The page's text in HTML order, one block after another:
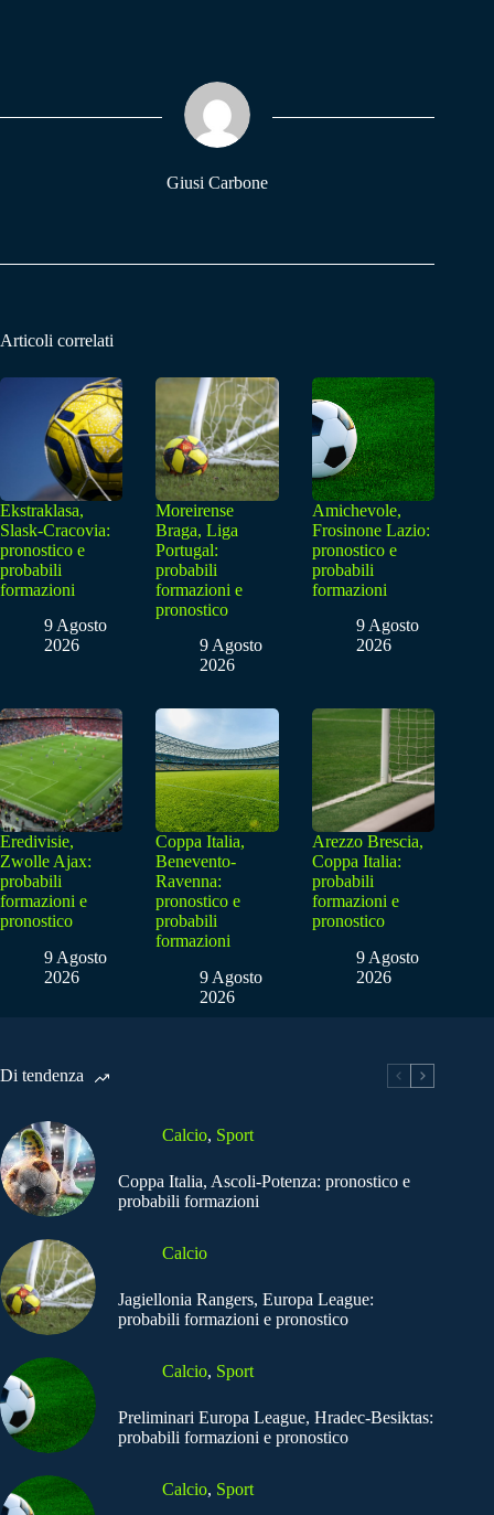
pp m
Giusi Carbone
Articoli correlati
Ekstraklasa,
Slask-Cracovia:
pronostico e
probabili
formazioni
9 Agosto
2026
Moreirense
Braga, Liga
Portugal:
probabili
formazioni e
pronostico
9 Agosto
2026
Amichevole,
Frosinone Lazio:
pronostico e
probabili
formazioni
9 Agosto
2026
Eredivisie,
Zwolle Ajax:
probabili
formazioni e
pronostico
9 Agosto
2026
Coppa Italia,
Benevento-
Ravenna:
pronostico e
probabili
formazioni
9 Agosto
2026
Arezzo Brescia,
Coppa Italia:
probabili
formazioni e
pronostico
9 Agosto
2026
Di tendenza
Calcio, Sport
Coppa Italia, Ascoli-Potenza: pronostico e
probabili formazioni
Calcio
Jagiellonia Rangers, Europa League:
probabili formazioni e pronostico
Calcio, Sport
Preliminari Europa League, Hradec-Besiktas:
probabili formazioni e pronostico
Calcio, Sport